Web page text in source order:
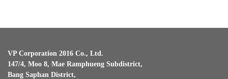
VP Corporation 2016 Co., Ltd.
147/4, Moo 8, Mae Ramphueng Subdistrict,
Bang Saphan District,